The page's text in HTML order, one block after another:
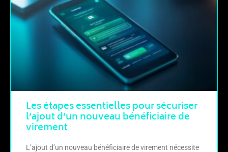
Les étapes essentielles pour sécuriser
l’ajout d’un nouveau bénéficiaire de
virement
L’ajout d’un nouveau bénéficiaire de virement nécessite